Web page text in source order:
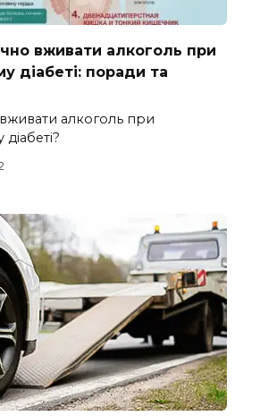
вживати алкоголь при
діабеті: поради та
алкоголь при